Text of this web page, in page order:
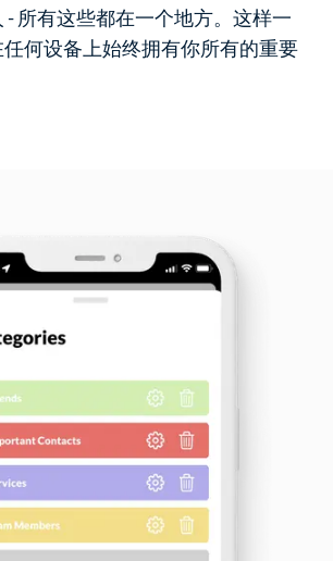
- 所有这些都在一个地方。这样一
何设备上始终拥有你所有的重要